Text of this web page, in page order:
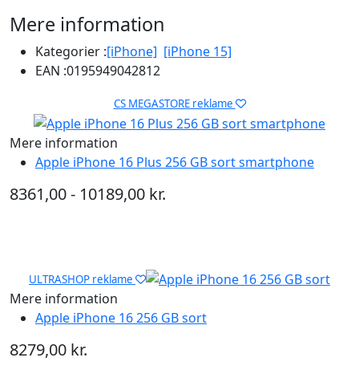
Mere information
Kategorier :[iPhone] [iPhone 15]
EAN :0195949042812
CS MEGASTORE reklame
Mere information
Apple iPhone 16 Plus 256 GB sort smartphone
8361,00 - 10189,00 kr.
ULTRASHOP reklame
Mere information
Apple iPhone 16 256 GB sort
8279,00 kr.